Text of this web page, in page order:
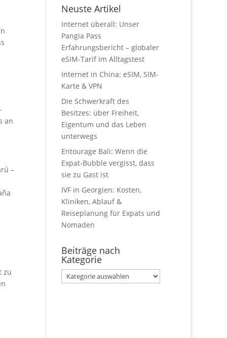
an
–
zu
Neuste Artikel
Internet überall: Unser
Pangia Pass
Erfahrungsbericht – globaler
eSIM-Tarif im Alltagstest
Internet in China: eSIM, SIM-
Karte & VPN
Die Schwerkraft des
Besitzes: über Freiheit,
Eigentum und das Leben
unterwegs
Entourage Bali: Wenn die
Expat-Bubble vergisst, dass
sie zu Gast ist
IVF in Georgien: Kosten,
Kliniken, Ablauf &
Reiseplanung für Expats und
Nomaden
Beiträge nach
Kategorie
Beiträge
nach